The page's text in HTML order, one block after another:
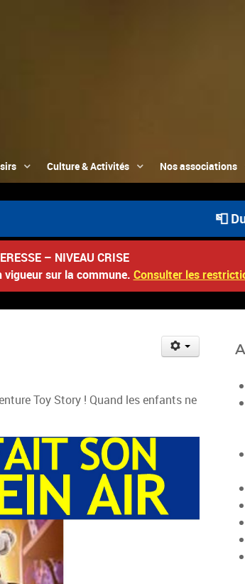
Culture & Activités Nos associations
📮 Du 3 au
– NIVEAU CRISE
vigueur sur la commune. Consulter les
Toy Story ! Quand les enfants ne